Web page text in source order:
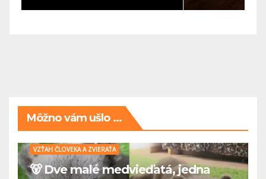
Môžno vám ušlo ...
VZŤAH ČLOVEKA A ZVIERAŤA
🐻 Dve malé medvieďatá, jedna